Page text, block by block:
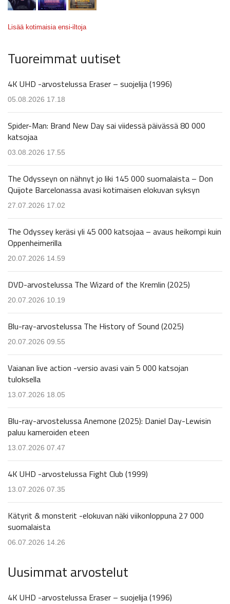
Lisää kotimaisia ensi-iltoja
Tuoreimmat uutiset
4K UHD -arvostelussa Eraser – suojelija (1996)
05.08.2026 17.18
Spider-Man: Brand New Day sai viidessä päivässä 80 000
katsojaa
03.08.2026 17.55
The Odysseyn on nähnyt jo liki 145 000 suomalaista – Don
Quijote Barcelonassa avasi kotimaisen elokuvan syksyn
27.07.2026 17.02
The Odyssey keräsi yli 45 000 katsojaa – avaus heikompi kuin
Oppenheimerilla
20.07.2026 14.59
DVD-arvostelussa The Wizard of the Kremlin (2025)
20.07.2026 10.19
Blu-ray-arvostelussa The History of Sound (2025)
20.07.2026 09.55
Vaianan live action -versio avasi vain 5 000 katsojan
tuloksella
13.07.2026 18.05
Blu-ray-arvostelussa Anemone (2025): Daniel Day-Lewisin
paluu kameroiden eteen
13.07.2026 07.47
4K UHD -arvostelussa Fight Club (1999)
13.07.2026 07.35
Kätyrit & monsterit -elokuvan näki viikonloppuna 27 000
suomalaista
06.07.2026 14.26
Uusimmat arvostelut
4K UHD -arvostelussa Eraser – suojelija (1996)